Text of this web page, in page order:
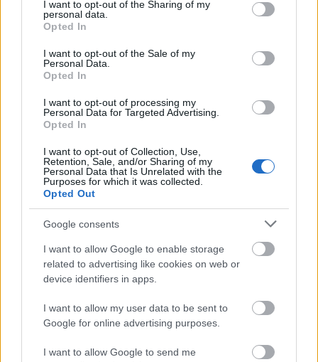
not limited to your visit or usage behaviour. You may click to
grant or deny consent to Google and its third-party tags to
use your data for below specified purposes in below Google
consent section.
I want to opt-out of the Sharing of my
personal data.
Opted In
I want to opt-out of the Sale of my
Personal Data.
Opted In
I want to opt-out of processing my
Personal Data for Targeted Advertising.
Opted In
I want to opt-out of Collection, Use,
Retention, Sale, and/or Sharing of my
Personal Data that Is Unrelated with the
Purposes for which it was collected.
Opted Out
Google consents
I want to allow Google to enable storage
related to advertising like cookies on web or
device identifiers in apps.
I want to allow my user data to be sent to
Google for online advertising purposes.
I want to allow Google to send me
Julia Stiles várandósan